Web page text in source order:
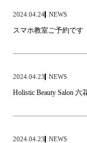
2024.04.24 NEWS
スマホ教室ご予約です
2024.04.23 NEWS
Holistic Beauty Salon
2024.04.23 NEWS